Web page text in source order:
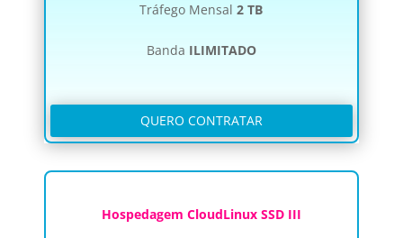
Tráfego Mensal 2 TB
Banda ILIMITADO
QUERO CONTRATAR
Hospedagem CloudLinux SSD III